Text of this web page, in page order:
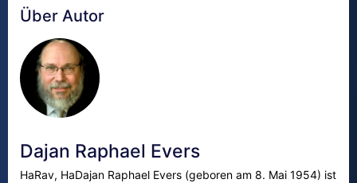
Über Autor
Dajan Raphael Evers
HaRav, HaDajan Raphael Evers (geboren am 8. Mai 1954) ist